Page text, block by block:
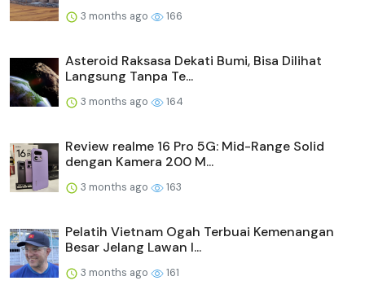
3 months ago 166
Asteroid Raksasa Dekati Bumi, Bisa Dilihat
Langsung Tanpa Te...
3 months ago 164
Review realme 16 Pro 5G: Mid-Range Solid
dengan Kamera 200 M...
3 months ago 163
Pelatih Vietnam Ogah Terbuai Kemenangan
Besar Jelang Lawan I...
3 months ago 161